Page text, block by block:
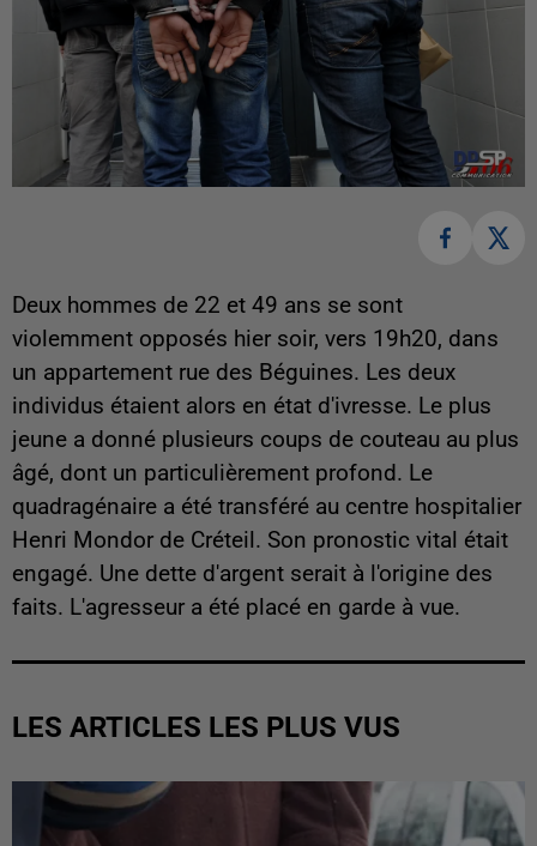
Deux hommes de 22 et 49 ans se sont
violemment opposés hier soir, vers 19h20, dans
un appartement rue des Béguines. Les deux
individus étaient alors en état d'ivresse. Le plus
jeune a donné plusieurs coups de couteau au plus
âgé, dont un particulièrement profond. Le
quadragénaire a été transféré au centre hospitalier
Henri Mondor de Créteil. Son pronostic vital était
engagé. Une dette d'argent serait à l'origine des
faits. L'agresseur a été placé en garde à vue.
LES ARTICLES LES PLUS VUS